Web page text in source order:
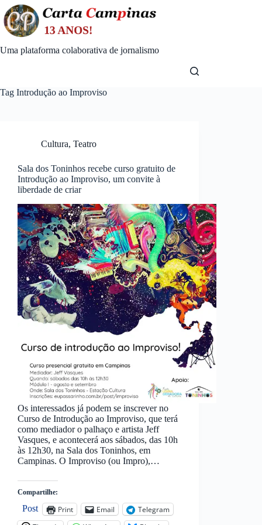
Skip
to
content
Uma plataforma colaborativa de jornalismo
Tag Introdução ao Improviso
Cultura, Teatro
Sala dos Toninhos recebe curso gratuito de
Introdução ao Improviso, um convite à
liberdade de criar
Os interessados já podem se inscrever no
Curso de Introdução ao Improviso, que terá
como mediador o palhaço e artista Jeff
Vasques, e acontecerá aos sábados, das 10h
às 12h30, na Sala dos Toninhos, em
Campinas. O Improviso (ou Impro),…
Compartilhe:
Post Print Email
Telegram